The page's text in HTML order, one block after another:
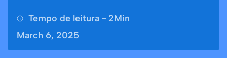
Tempo de leitura - 2Min
March 6, 2025